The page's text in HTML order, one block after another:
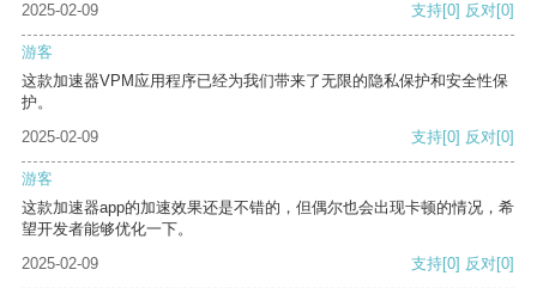
2025-02-09 支持[0] 反对[0]
游客
这款加速器VPM应用程序已经为我们带来了无限的隐私保护和安全性保
护。
2025-02-09
支持[0] 反对[0]
游客
这款加速器app的加速效果还是不错的，但偶尔也会出现卡顿的情况，希
望开发者能够优化一下。
2025-02-09
支持[0] 反对[0]